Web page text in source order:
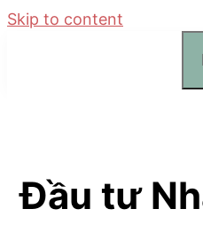
Skip to content
Đầu tư